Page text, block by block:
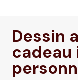
Dessin
cadeau